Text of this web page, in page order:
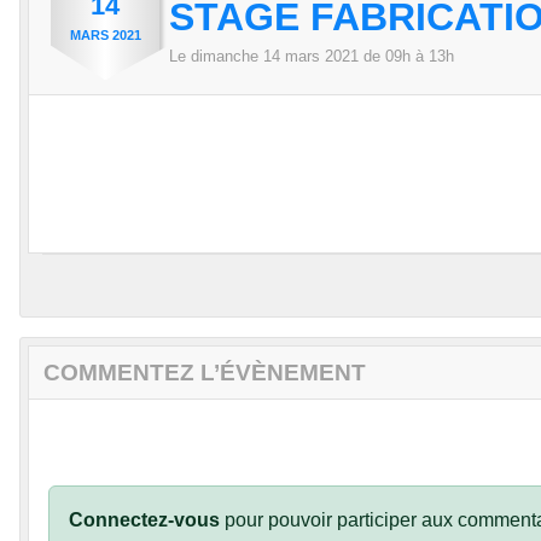
MARS 2021 STAGE
Le dimanche 14 mars 2021 de 09h à 13h
COMMENTEZ L’ÉVÈNEMENT
Connectez-vous pour pouvoir participer aux